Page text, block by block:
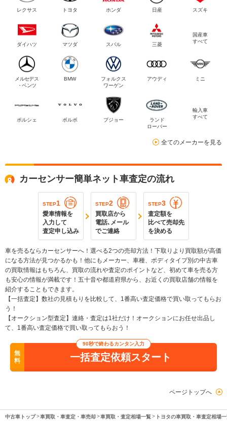
レクサス トヨタ ホンダ 日産 スズキ
ダイハツ マツダ スバル 三菱
国産車
すべて
メルセデス
・ベンツ
BMW
フォルクス
ワーゲン
アウディ ミニ
ポルシェ ボルボ プジョー
ランド
ローバー
輸入車
すべて
全てのメーカーを見る
カーセンサー簡単ネット車査定の流れ
STEP1
愛車情報を
入力して
査定申し込み
STEP2
買取店から
電話､メール
でご連絡
STEP3
査定額を
比べて売却先
を決める
車を売るならカーセンサーへ！選べる2つの売却方法！下取りより買取額が高価
になる方法が見つかるかも！他にもメーカー、車種、ボディタイプ別の中古車
の買取情報はもちろん、買取の流れや査定のポイントなど、初めて車を売る方
も安心の情報が満載です！五十音や都道府県から、お近くの買取店舗の情報を
紹介することもできます。
【一括査定】数社の見積もりを比較して、1番高い査定価格で買い取ってもらお
う！
【オークション型査定】連絡・査定は1社だけ！オークションにお任せ出品し
て、1番高い査定価格で買い取ってもらおう！
無
料
90秒で終わるカンタン入力
一括査定依頼スタート
ページトップへ
中古車トップ 車買取・車査定・車売却 車買取・査定相場一覧 トヨタの車買取・車査定相場